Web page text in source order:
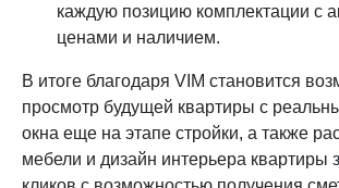
каждую позицию комплектации с
ценами и наличием.
В итоге благодаря VIM становится
просмотр будущей квартиры с
окна еще на этапе стройки, а также
мебели и дизайн интерьера квартиры